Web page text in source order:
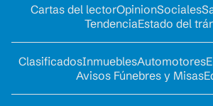
Cartas del lectorOpinionSociales
TendenciaEstado del
ClasificadosInmueblesAutomotores
Avisos Fúnebres y Misas